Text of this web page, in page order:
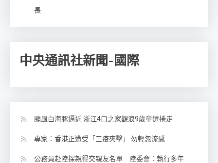
長
中央通訊社新聞-國際
颱風白海豚逼近 浙江4口之家觀浪9歲童遭捲走
專家：香港正遭受「三疫夾擊」 勿輕忽流感
公務員赴陸探親得交親友名單 陸委會：執行多年